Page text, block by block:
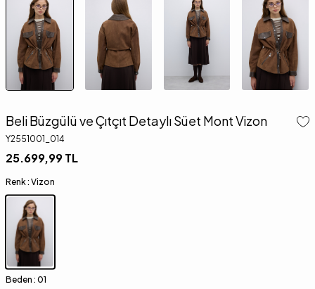
Beli Büzgülü ve Çıtçıt Detaylı Süet Mont Vizon
Y2551001_014
25.699,99TL
Renk : Vizon
Beden : 01